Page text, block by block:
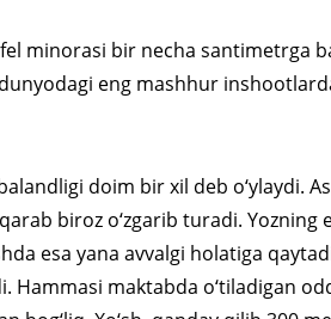
minorasi bir necha santimetrga
eng mashhur
doim bir xil deb o‘ylaydi.
biroz o‘zgarib turadi. Yozning
esa yana avvalgi holatiga
Hammasi maktabda o‘tiladigan